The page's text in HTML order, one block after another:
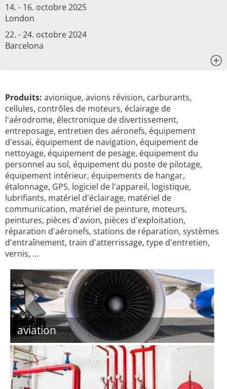
14. - 16. octobre 2025
London
22. - 24. octobre 2024
Barcelona
Produits: avionique, avions révision, carburants,
cellules, contrôles de moteurs, éclairage de
l'aérodrome, électronique de divertissement,
entreposage, entretien des aéronefs, équipement
d'essai, équipement de navigation, équipement de
nettoyage, équipement de pesage, équipement du
personnel au sol, équipement du poste de pilotage,
équipement intérieur, équipements de hangar,
étalonnage, GPS, logiciel de l'appareil, logistique,
lubrifiants, matériel d'éclairage, matériel de
communication, matériel de peinture, moteurs,
peintures, pièces d'avion, pièces d'exploitation,
réparation d'aéronefs, stations de réparation, systèmes
d'entraînement, train d'atterrissage, type d'entretien,
vernis, …
aviation